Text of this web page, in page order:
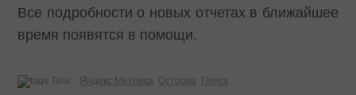
Все подробности о новых отчетах в ближайшее
время появятся в помощи.
Теги: Яндекс.Метрика Острова Поиск